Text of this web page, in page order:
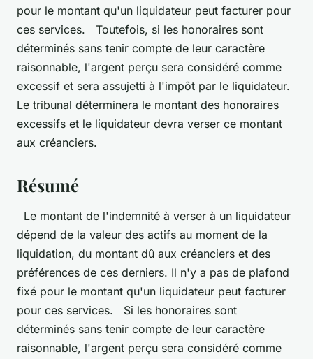
pour le montant qu'un liquidateur peut facturer pour
ces services. Toutefois, si les honoraires sont
déterminés sans tenir compte de leur caractère
raisonnable, l'argent perçu sera considéré comme
excessif et sera assujetti à l'impôt par le liquidateur.
Le tribunal déterminera le montant des honoraires
excessifs et le liquidateur devra verser ce montant
aux créanciers.
Résumé
Le montant de l'indemnité à verser à un liquidateur
dépend de la valeur des actifs au moment de la
liquidation, du montant dû aux créanciers et des
préférences de ces derniers. Il n'y a pas de plafond
fixé pour le montant qu'un liquidateur peut facturer
pour ces services. Si les honoraires sont
déterminés sans tenir compte de leur caractère
raisonnable, l'argent perçu sera considéré comme